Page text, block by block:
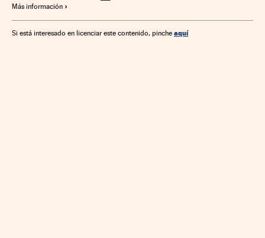
Más información
Si está interesado en licenciar este contenido, pinche aquí